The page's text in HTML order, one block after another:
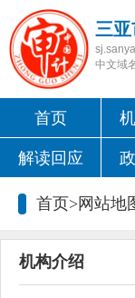
三
中文域
首页
解读回应
首页>网站地
机构介绍